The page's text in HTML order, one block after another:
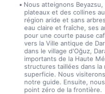
Nous atteignons
plateaux et des collines
région aride et sans
eau claire et fraîche, ses
pour une courte pause
vers la Ville antique de
dans le village d'Oğuz,
importants de la Haute
structures taillées dans
superficie. Nous
notre guide. Ensuite,
point zéro de la frontière.